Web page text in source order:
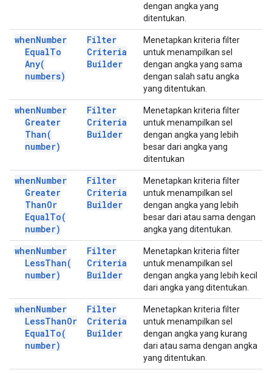
dengan angka yang
ditentukan.
whenNumber
EqualTo
Any(
numbers)
Filter
Criteria
Builder
Menetapkan kriteria filter
untuk menampilkan sel
dengan angka yang sama
dengan salah satu angka
yang ditentukan.
whenNumber
Greater
Than(
number)
Filter
Criteria
Builder
Menetapkan kriteria filter
untuk menampilkan sel
dengan angka yang lebih
besar dari angka yang
ditentukan
whenNumber
Greater
ThanOr
EqualTo(
number)
Filter
Criteria
Builder
Menetapkan kriteria filter
untuk menampilkan sel
dengan angka yang lebih
besar dari atau sama dengan
angka yang ditentukan.
whenNumber
LessThan(
number)
Filter
Criteria
Builder
Menetapkan kriteria filter
untuk menampilkan sel
dengan angka yang lebih kecil
dari angka yang ditentukan.
whenNumber
LessThanOr
EqualTo(
number)
Filter
Criteria
Builder
Menetapkan kriteria filter
untuk menampilkan sel
dengan angka yang kurang
dari atau sama dengan angka
yang ditentukan.